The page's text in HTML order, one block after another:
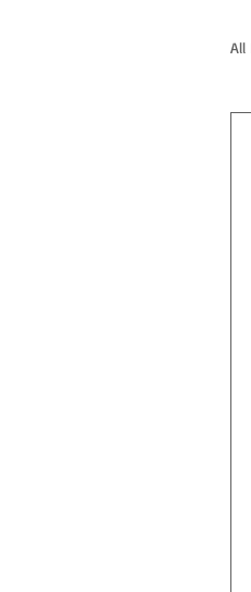
All